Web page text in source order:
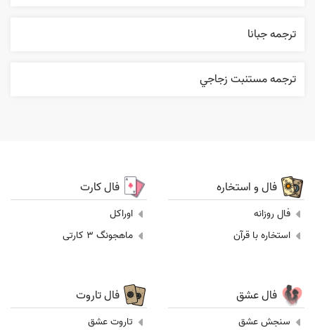
ترجمه جبانا
ترجمه مستنبت زجاجي
فال و استخاره
فال روزانه
استخاره با قرآن
فال کارت
اوراکل
ماهجونگ 3 کارتی
فال عشق
سنجش عشق
فال تاروت
تاروت عشق